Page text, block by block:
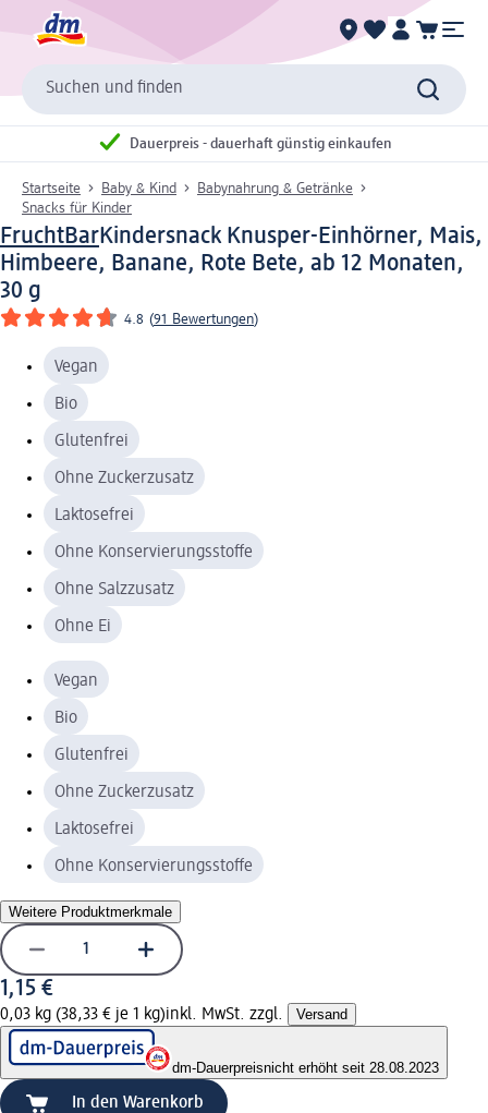
Suchen und finden
Dauerpreis - dauerhaft günstig einkaufen
Startseite Baby & Kind
Babynahrung & Getränke
Snacks für Kinder
FruchtBarKindersnack Knusper-Einhörner, Mais,
Himbeere, Banane, Rote Bete, ab 12 Monaten,
30 g
4.8 (91 Bewertungen)
Vegan
Bio
Glutenfrei
Ohne Zuckerzusatz
Laktosefrei
Ohne Konservierungsstoffe
Ohne Salzzusatz
Ohne Ei
Vegan
Bio
Glutenfrei
Ohne Zuckerzusatz
Laktosefrei
Ohne Konservierungsstoffe
Weitere Produktmerkmale
1,15 €
0,03 kg (38,33 € je 1 kg)inkl. MwSt. zzgl. Versand
dm-Dauerpreisnicht erhöht seit 28.08.2023
In den Warenkorb